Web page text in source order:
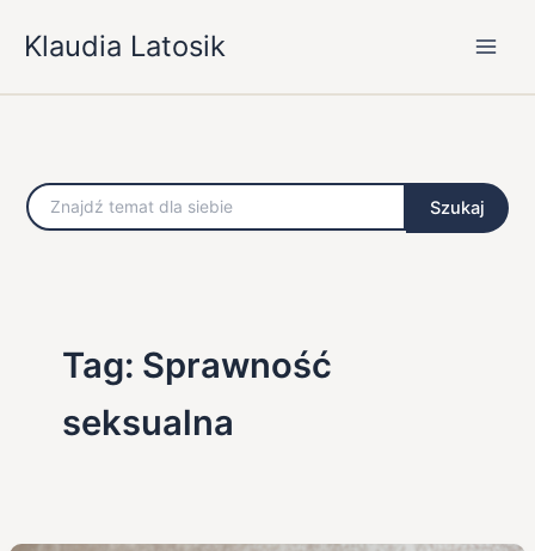
Klaudia Latosik
Szukaj
Szukaj
Tag: Sprawność
seksualna